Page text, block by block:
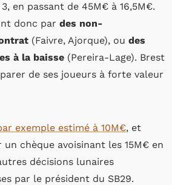
en passant de 45M€ à 16,5M€.
donc par des non-
(Faivre, Ajorque), ou des
à la baisse (Pereira-Lage). Brest
de ses joueurs à forte valeur
exemple estimé à 10M€, et
chèque avoisinant les 15M€ en
décisions lunaires
par le président du SB29.